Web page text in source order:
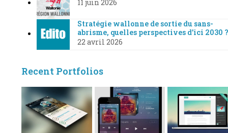
11 juin 2026
Stratégie wallonne de sortie du sans-
abrisme, quelles perspectives d’ici 2030
22 avril 2026
Recent Portfolios